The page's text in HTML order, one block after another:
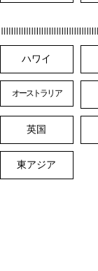
ハワイ
オーストラリア
英国
東アジア